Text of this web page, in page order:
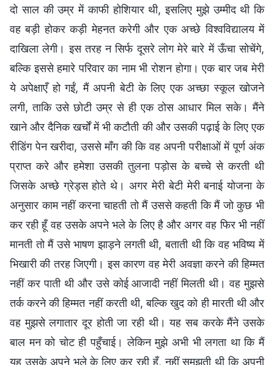
दो साल की उम्र में काफी होशियार थी, इसलिए मुझे उम्मीद थी कि
वह बड़ी होकर कड़ी मेहनत करेगी और एक अच्छे विश्वविद्यालय में
दाखिला लेगी। इस तरह न सिर्फ दूसरे लोग मेरे बारे में ऊँचा सोचेंगे,
बल्कि इससे हमारे परिवार का नाम भी रोशन होगा। एक बार जब मेरी
ये अपेक्षाएँ हो गईं, मैं अपनी बेटी के लिए एक अच्छा स्कूल खोजने
लगी, ताकि उसे छोटी उम्र से ही एक ठोस आधार मिल सके। मैंने
खाने और दैनिक खर्चों में भी कटौती की और उसकी पढ़ाई के लिए एक
रीडिंग पेन खरीदा, उससे माँग की कि वह अपनी परीक्षाओं में पूर्ण अंक
प्राप्त करे और हमेशा उसकी तुलना पड़ोस के बच्चे से करती थी
जिसके अच्छे ग्रेड्स होते थे। अगर मेरी बेटी मेरी बनाई योजना के
अनुसार काम नहीं करना चाहती तो मैं उससे कहती कि मैं जो कुछ भी
कर रही हूँ वह उसके अपने भले के लिए है और अगर वह फिर भी नहीं
मानती तो मैं उसे भाषण झाड़ने लगती थी, बताती थी कि वह भविष्य में
भिखारी की तरह जिएगी। इस कारण वह मेरी अवज्ञा करने की हिम्मत
नहीं कर पाती थी और उसे कोई आजादी नहीं मिलती थी। वह मुझसे
तर्क करने की हिम्मत नहीं करती थी, बल्कि खुद को ही मारती थी और
वह मुझसे लगातार दूर होती जा रही थी। यह सब करके मैंने उसके
बाल मन को चोट ही पहुँचाई। लेकिन मुझे अभी भी लगता था कि मैं
यह उसके अपने भले के लिए कर रही हूँ, नहीं समझती थी कि अपनी